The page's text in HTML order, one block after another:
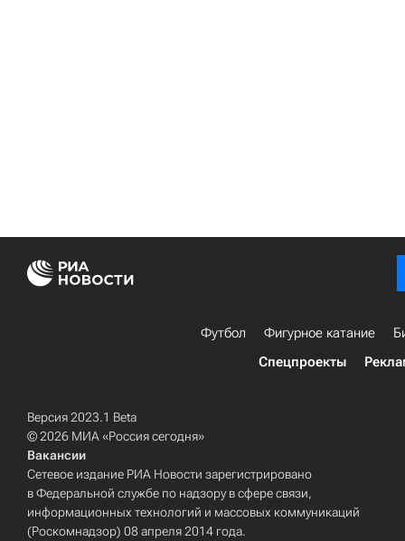
Футбол Фигурное катание
Спецпроекты
Версия 2023.1 Beta
© 2026 МИА «Россия сегодня»
Вакансии
Сетевое издание РИА Новости зарегистрировано
в Федеральной службе по надзору в сфере связи,
информационных технологий и массовых коммуникаций
(Роскомнадзор) 08 апреля 2014 года.